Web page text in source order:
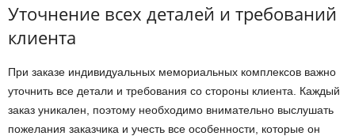
Уточнение всех деталей и требований
клиента
При заказе индивидуальных мемориальных комплексов важно
уточнить все детали и требования со стороны клиента. Каждый
заказ уникален, поэтому необходимо внимательно выслушать
пожелания заказчика и учесть все особенности, которые он